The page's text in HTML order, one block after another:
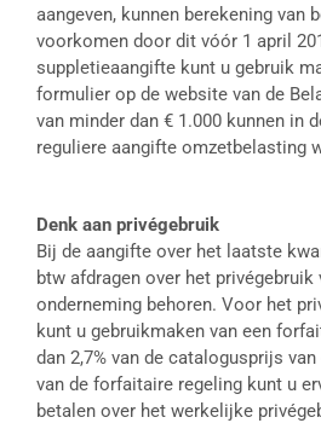
aangeven, kunnen berekening van
voorkomen door dit vóór 1 april
suppletieaangifte kunt u gebruik
formulier op de website van de
van minder dan € 1.000 kunnen in
reguliere aangifte omzetbelasting
Denk aan privégebruik
Bij de aangifte over het laatste
btw afdragen over het
onderneming behoren. Voor het
kunt u gebruikmaken van een
dan 2,7% van de catalogusprijs
van de forfaitaire regeling kunt u
betalen over het werkelijke